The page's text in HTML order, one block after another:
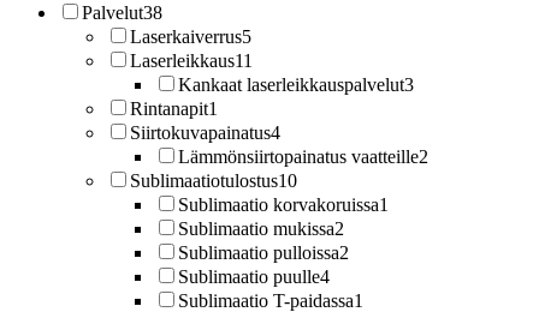
Palvelut38
Laserkaiverrus5
Laserleikkaus11
Kankaat laserleikkauspalvelut3
Rintanapit1
Siirtokuvapainatus4
Lämmönsiirtopainatus vaatteille2
Sublimaatiotulostus10
Sublimaatio korvakoruissa1
Sublimaatio mukissa2
Sublimaatio pulloissa2
Sublimaatio puulle4
Sublimaatio T-paidassa1